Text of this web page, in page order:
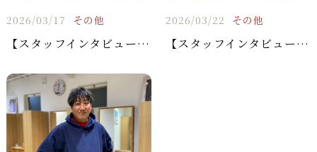
2026/03/17 その他
【スタッフインタビュー】増田 雄也（美容師歴6年 / 勤続6年）
2026/03/22 その他
【スタッフインタビュー】アシスタント：奥崎 涼太（美容師歴4年 / 勤続4年）